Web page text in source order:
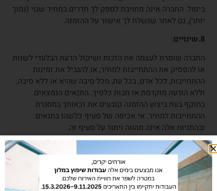
ביטול. החברה אינה מחויבת לספק לך חדרים במחיר שגוי (נמוך
יותר), גם לאחר שנשלח לך אישור על ההזמנה.
8.שינויים
:
החברה שומרת לעצמה את הזכות ושיקול הדעת הבלעדי לשנות
או להפסיק את ההתחייבות למחיר, או להגביל את זמינות
ההתחייבות, לכל אדם, בכל עת, מכל סיבה שהיא או ללא סיבה,
וללא הודעה מוקדמת או חבות כלפיך. התנאים הנמצאים
בתוקף בעת ביצוע ההזמנה קובעים את זכאותך במסגרת
ההתחייבות למחיר. אי אכיפה של סעיף כלשהו בתנאים
ובהתניות אלה אינה מהווה ויתור על סעיף זה.
9.כוח עליון:
החברה תהא פטורה מאחריות כלפי משתמשים בכל הקשור
לביטול ו/או שינוי בהזמנתם, בכל פרק זמן שהוא אשר נגרם
במישרין ו/או בעקיפין מחמת כוח עליון, לעניין זה "כוח עליון"